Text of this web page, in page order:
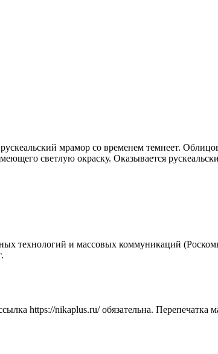
мрамор со временем темнеет.
светлую окраску. Оказывается
технологий и массовых коммуникаций
https://nikaplus.ru/ обязательна. Перепечатка